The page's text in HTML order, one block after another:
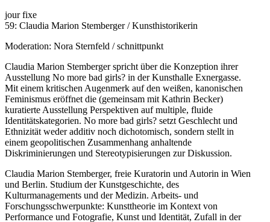
jour fixe
59: Claudia Marion Stemberger / Kunsthistorikerin
Moderation: Nora Sternfeld / schnittpunkt
Claudia Marion Stemberger spricht über die Konzeption ihrer
Ausstellung No more bad girls? in der Kunsthalle Exnergasse.
Mit einem kritischen Augenmerk auf den weißen, kanonischen
Feminismus eröffnet die (gemeinsam mit Kathrin Becker)
kuratierte Ausstellung Perspektiven auf multiple, fluide
Identitätskategorien. No more bad girls? setzt Geschlecht und
Ethnizität weder additiv noch dichotomisch, sondern stellt in
einem geopolitischen Zusammenhang anhaltende
Diskriminierungen und Stereotypisierungen zur Diskussion.
Claudia Marion Stemberger, freie Kuratorin und Autorin in Wien
und Berlin. Studium der Kunstgeschichte, des
Kulturmanagements und der Medizin. Arbeits- und
Forschungsschwerpunkte: Kunsttheorie im Kontext von
Performance und Fotografie, Kunst und Identität, Zufall in der